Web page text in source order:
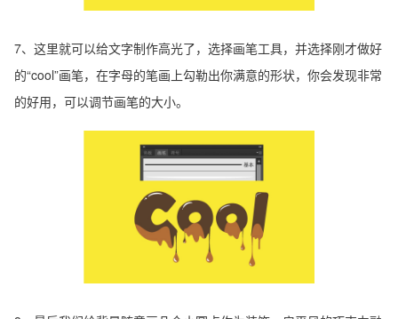
7、这里就可以给文字制作高光了，选择画笔工具，并选择刚才做好
的“cool”画笔，在字母的笔画上勾勒出你满意的形状，你会发现非常
的好用，可以调节画笔的大小。